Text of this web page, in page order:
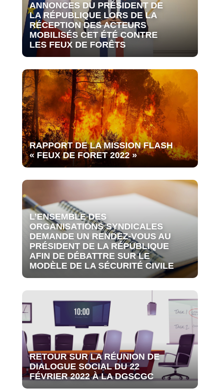
ANNONCES DU PRÉSIDENT DE
LA RÉPUBLIQUE LORS DE LA
RÉCEPTION DES ACTEURS
MOBILISÉS CET ÉTÉ CONTRE
LES FEUX DE FORÊTS
RAPPORT DE LA MISSION FLASH
« FEUX DE FORET 2022 »
L’ENSEMBLE DES
ORGANISATIONS SYNDICALES
DEMANDE UN RENDEZ-VOUS AU
PRÉSIDENT DE LA RÉPUBLIQUE
AFIN DE DÉBATTRE SUR LE
MODÈLE DE LA SÉCURITÉ CIVILE
RETOUR SUR LA RÉUNION DE
DIALOGUE SOCIAL DU 22
FÉVRIER 2022 À LA DGSCGC